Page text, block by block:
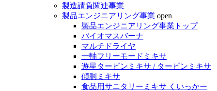
製造請負関連事業
製品エンジニアリング事業 open
製品エンジニアリング事業トップ
バイオマスバーナ
マルチドライヤ
一軸フリーモードミキサ
遊星タービンミキサ / タービンミキサ
傾胴ミキサ
食品用サニタリーミキサ くいっかー